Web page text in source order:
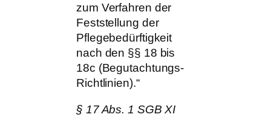
zum Verfahren der
Feststellung der
Pflegebedürftigkeit
nach den §§ 18 bis
18c (Begutachtungs-
Richtlinien).“
§ 17 Abs. 1 SGB XI